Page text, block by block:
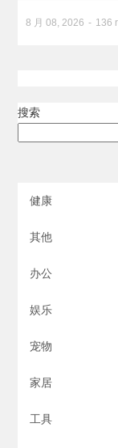
8 月 08, 2026 136
搜索
健康
其他
办公
娱乐
宠物
家居
工具